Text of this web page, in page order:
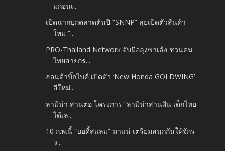
มก่อนเ...
เปิดฉากบุกตลาดต้นปี “SNNP” ลุยเปิดตัวสินค้า
ใหม่ “...
PRO-Thailand Network จับมือลุงซาเล้ง ชวนคน
ไทยสายกร...
ฮอนด้าบิ๊กไบค์ เปิดตัว ‘New Honda GOLDWING’
สีใหม่...
ลามิน่า สานต่อ โครงการ “ลามิน่าสานฝัน เด็กไทย
ได้เล...
10 ก.พ.นี้ “บอดี้สแลม” มาแน่ เตรียมสนุกกันให้จักร
ว...